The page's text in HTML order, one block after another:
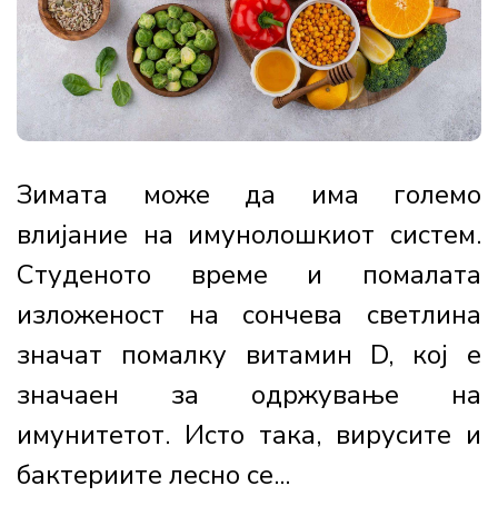
Зимата може да има големо
влијание на имунолошкиот систем.
Студеното време и помалата
изложеност на сончева светлина
значат помалку витамин D, кој е
значаен за одржување на
имунитетот. Исто така, вирусите и
бактериите лесно се...